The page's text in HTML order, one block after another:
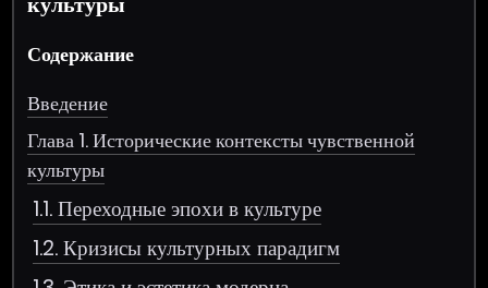
Содержание
Введение
Глава 1. Исторические контексты чувственной
культуры
1.1. Переходные эпохи в культуре
1.2. Кризисы культурных парадигм